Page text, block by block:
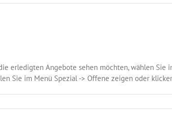
erledigten Angebote sehen möchten, wählen
Sie im Menü Spezial -> Offene zeigen oder